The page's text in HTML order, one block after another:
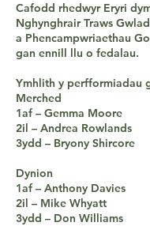
Cafodd rhedwyr Eryri
Nghynghrair Traws
a Phencampwriaethau
gan ennill llu o fedalau.
Ymhlith y perfformiadau
Merched
1af – Gemma Moore
2il – Andrea Rowlands
3ydd – Bryony Shircore
Dynion
1af – Anthony Davies
2il – Mike Whyatt
3ydd – Don Williams